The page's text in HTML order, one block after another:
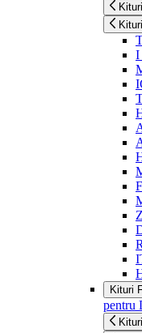
I
Kituri
pentru